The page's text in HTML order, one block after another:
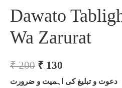
Dawato
Wa Zarurat
₹200 Original
price
₹ 130
price
دعوت و تبلیغ کی اہمیت و ضرورت